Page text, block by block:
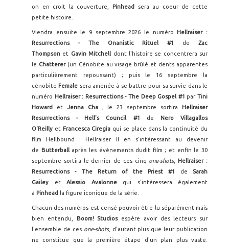
on en croit la couverture,
Pinhead
sera au coeur de cette
petite histoire.
Viendra ensuite le 9 septembre 2026 le numéro
Hellraiser :
Resurrections - The Onanistic Rituel #1 deZac
Thompson et Gavin Mitchell dont l'histoire se concentrera sur
le Chatterer (un Cénobite au visage brûlé et dents apparentes
particulièrement repoussant) ; puis le 16 septembre la
cénobite Female sera amenée à se battre pour sa survie dans le
numéro Hellraiser : Resurrections - The Deep Gospel #1parTini
Howard et Jenna Cha; le 23 septembre sortira
Hellraiser
Resurrections - Hell's Council #1
de
Nero Villagallos
O'Reilly et Francesca Ciregia qui se place dans la continuité du
film Hellbound : Hellraiser II en s'intéressant au devenir
de
Butterball après les évènements dudit film ; et enfin le 30
septembre sortira le dernier de ces cinq one-shots,
Hellraiser :
Resurrections - The Return of the Priest #1
de Sarah
Gailey
et Alessio Avalonnequi s'intéressera également
à Pinhead la figure iconique de la série.
Chacun des numéros est censé pouvoir être lu séparément mais
bien entendu,
Boom! Studios espère avoir des lecteurs sur
l'ensemble de ces one-shots, d'autant plus que leur publication
ne constitue que la première étape d'un plan plus vaste.